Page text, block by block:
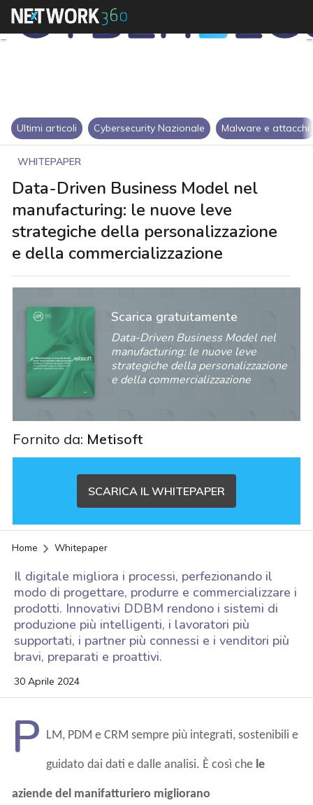
Ultimi articoli Cybersecurity Nazionale Malware e attacchi
WHITEPAPER
Data-Driven Business Model nel
manufacturing: le nuove leve
strategiche della personalizzazione
e della commercializzazione
Scarica gratuitamente
Data-Driven Business Model nel
manufacturing: le nuove leve
strategiche della personalizzazione
e della commercializzazione
Fornito da: Metisoft
SCARICA IL WHITEPAPER
Home Whitepaper
Il digitale migliora i processi, perfezionando il
modo di progettare, produrre e commercializzare i
prodotti. Innovativi DDBM rendono i sistemi di
produzione più intelligenti, i lavoratori più
supportati, i partner più connessi e i venditori più
bravi, preparati e proattivi.
30 Aprile 2024
P LM, PDM e CRM sempre più integrati, sostenibili e
guidato dai dati e dalle analisi. È così che le
aziende del manifatturiero migliorano